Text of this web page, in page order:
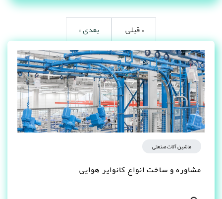
« قبلی بعدی »
ماشین آلات صنعتی
مشاوره و ساخت انواع کانوایر هوایی